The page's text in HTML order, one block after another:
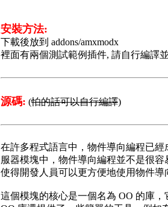
安裝方法:
下載後放到 addons/amxmodx
裡面有兩個測試範例插件, 請自行編譯
源碼: (怕的話可以自行編譯)
在許多程式語言中，物件導向編程已
服器模塊中，物件導向編程並不是很
使得開發人員可以更方便地使用物件導
這個模塊的核心是一個名為 OO 的庫